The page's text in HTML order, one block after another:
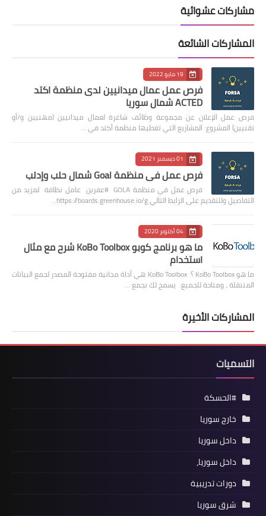
مشاركات عشوائية
المشاركات الشائعة
19 مايو 2022
فرص عمل عمال ميدانيين لدى منظمة اكتد
ACTED شمال سوريا
فرص عمل الإعلان عن مجموعة وظائف شاغرة لعمال ميدانيين (مهنيين و/أو
تقنيين) المشروع: المشاريع التي تغطيها منظمة أكتد في …
01 ديسمبر 2021
فرص عمل في منظمة Goal شمال حلب وإدلب
فرص عمل في منظمة GOLA #عفرين عامل نظافة لمزيد من
التفاصيل وللتقديم على الرابط التالي https://boards.greenhouse.io/g…
04 أكتوبر 2020
ما هو برنامج كوبو KoBo Toolbox شرح مع مثال
استخدام
ما هو KoBo Toolbox ؟ KoBo Toolbox هي أداة مجانية مفتوحة المصدر لجمع البيانات
المتنقلة ، ومتاحة للجميع. يسمح لك بجمع …
المشاركات الأخيرة
التسميات
#الحسكة
خارج سوريا
داخل سوريا
داخل سوريا،
دورات تدريبية
شرق سوريا